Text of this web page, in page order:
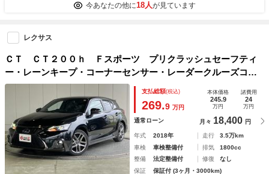
今あなたの他に18人が見ています
レクサス
ＣＴ ＣＴ２００ｈ Ｆスポーツ プリクラッシュセーフティ
ー・レーンキープ・コーナーセンサー・レーダークルーズコン
トロール・ＦＲドラレコ・純正ＳＤナビ・Ｂｌｕｅｔｏｏｔｈ
オーディオ・フルセグ・Ｂカメラ・ＬＥＤオートライト・２．
０ＥＴＣ
支払総額(税込)
269.9 万円
本体価格
245.9
万円
諸費用
24
万円
通常ローン 月々 18,400 円
年式 2018年 走行
3.5万km
車検
車検整備付 排気
1800cc
整備
法定整備付 修復
なし
保証
保証付 (3ヶ月・3000km)